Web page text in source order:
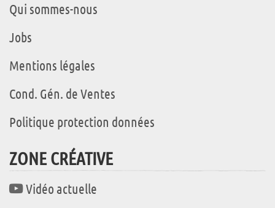
Qui sommes-nous
Jobs
Mentions légales
Cond. Gén. de Ventes
Politique protection données
ZONE CRÉATIVE
Vidéo actuelle